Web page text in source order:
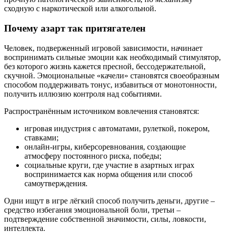
сходную с наркотической или алкогольной.
Почему азарт так притягателен
Человек, подверженный игровой зависимости, начинает
воспринимать сильные эмоции как необходимый стимулятор,
без которого жизнь кажется пресной, бессодержательной,
скучной. Эмоциональные «качели» становятся своеобразным
способом поддерживать тонус, избавиться от монотонности,
получить иллюзию контроля над событиями.
Распространённым источником вовлечения становятся:
игровая индустрия с автоматами, рулеткой, покером,
ставками;
онлайн-игры, киберсоревнования, создающие
атмосферу постоянного риска, победы;
социальные круги, где участие в азартных играх
воспринимается как норма общения или способ
самоутверждения.
Одни ищут в игре лёгкий способ получить деньги, другие –
средство избегания эмоциональной боли, третьи –
подтверждение собственной значимости, силы, ловкости,
интеллекта.